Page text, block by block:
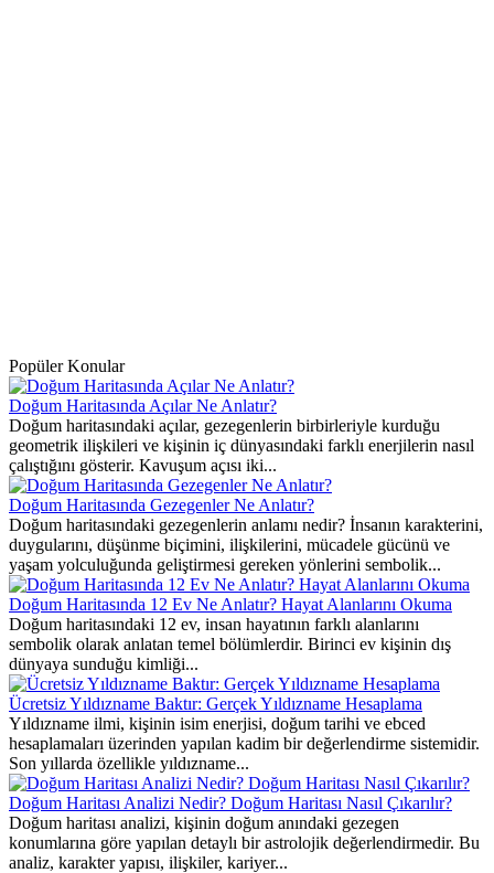
Popüler Konular
Doğum Haritasında Açılar Ne Anlatır?
Doğum haritasındaki açılar, gezegenlerin birbirleriyle kurduğu
geometrik ilişkileri ve kişinin iç dünyasındaki farklı enerjilerin nasıl
çalıştığını gösterir. Kavuşum açısı iki...
Doğum Haritasında Gezegenler Ne Anlatır?
Doğum haritasındaki gezegenlerin anlamı nedir? İnsanın karakterini,
duygularını, düşünme biçimini, ilişkilerini, mücadele gücünü ve
yaşam yolculuğunda geliştirmesi gereken yönlerini sembolik...
Doğum Haritasında 12 Ev Ne Anlatır? Hayat Alanlarını Okuma
Doğum haritasındaki 12 ev, insan hayatının farklı alanlarını
sembolik olarak anlatan temel bölümlerdir. Birinci ev kişinin dış
dünyaya sunduğu kimliği...
Ücretsiz Yıldızname Baktır: Gerçek Yıldızname Hesaplama
Yıldızname ilmi, kişinin isim enerjisi, doğum tarihi ve ebced
hesaplamaları üzerinden yapılan kadim bir değerlendirme sistemidir.
Son yıllarda özellikle yıldızname...
Doğum Haritası Analizi Nedir? Doğum Haritası Nasıl Çıkarılır?
Doğum haritası analizi, kişinin doğum anındaki gezegen
konumlarına göre yapılan detaylı bir astrolojik değerlendirmedir. Bu
analiz, karakter yapısı, ilişkiler, kariyer...